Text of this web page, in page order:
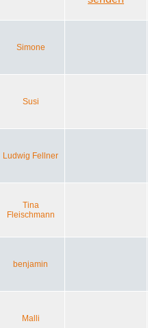
Simone
Susi
Ludwig Fellner
Tina
Fleischmann
benjamin
Malli